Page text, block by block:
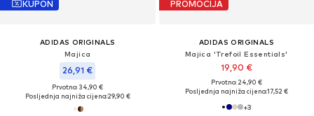
KUPON
ADIDAS ORIGINALS
Majica
26,91 €
Prvotno: 34,90 €
Posljednja najniža cijena:29,90 €
PROMOCIJA
ADIDAS ORIGINALS
Majica 'Trefoil Essentials'
19,90 €
Prvotno: 24,90 €
Posljednja najniža cijena:17,52 €
+3